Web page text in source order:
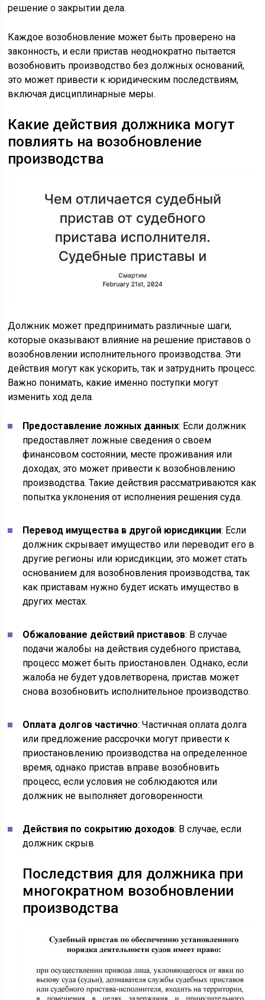
решение о закрытии дела.
Каждое возобновление может быть проверено на
законность, и если пристав неоднократно пытается
возобновить производство без должных оснований,
это может привести к юридическим последствиям,
включая дисциплинарные меры.
Какие действия должника могут
повлиять на возобновление
производства
Должник может предпринимать различные шаги,
которые оказывают влияние на решение приставов о
возобновлении исполнительного производства. Эти
действия могут как ускорить, так и затруднить процесс.
Важно понимать, какие именно поступки могут
изменить ход дела.
Предоставление ложных данных: Если должник
предоставляет ложные сведения о своем
финансовом состоянии, месте проживания или
доходах, это может привести к возобновлению
производства. Такие действия рассматриваются как
попытка уклонения от исполнения решения суда.
Перевод имущества в другой юрисдикции: Если
должник скрывает имущество или переводит его в
другие регионы или юрисдикции, это может стать
основанием для возобновления производства, так
как приставам нужно будет искать имущество в
других местах.
Обжалование действий приставов: В случае
подачи жалобы на действия судебного пристава,
процесс может быть приостановлен. Однако, если
жалоба не будет удовлетворена, пристав может
снова возобновить исполнительное производство.
Оплата долгов частично: Частичная оплата долга
или предложение рассрочки могут привести к
приостановлению производства на определенное
время, однако пристав вправе возобновить
процесс, если условия не соблюдаются или
должник не выполняет договоренности.
Действия по сокрытию доходов: В случае, если
должник скрыв
Последствия для должника при
многократном возобновлении
производства